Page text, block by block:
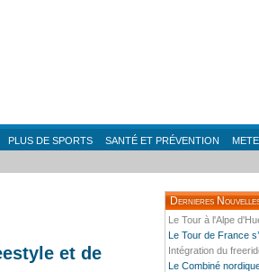
PLUS DE SPORTS SANTÉ ET PRÉVENTION
et de
Dernieres
Le Tour à l'Alpe
Le Tour de France
Intégration du
Le Combiné